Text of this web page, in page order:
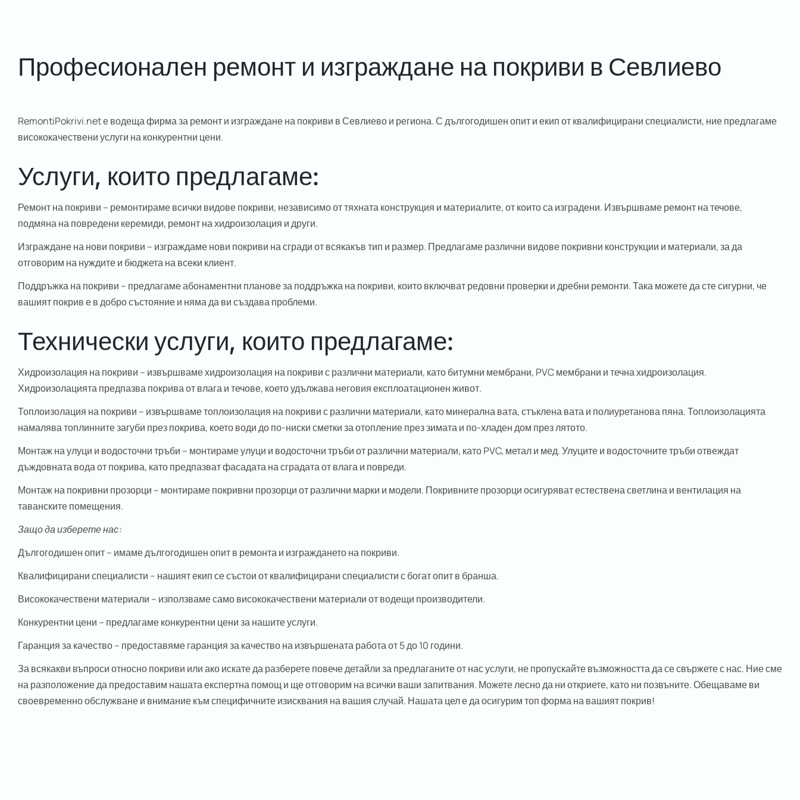
Професионален ремонт и изграждане на покриви в Севлиево
RemontiPokrivi.net е водеща фирма за ремонт и изграждане на покриви в Севлиево и региона. С дългогодишен опит и екип от квалифицирани специалисти, ние предлагаме
висококачествени услуги на конкурентни цени.
Услуги, които предлагаме:
Ремонт на покриви – ремонтираме всички видове покриви, независимо от тяхната конструкция и материалите, от които са изградени. Извършваме ремонт на течове,
подмяна на повредени керемиди, ремонт на хидроизолация и други.
Изграждане на нови покриви – изграждаме нови покриви на сгради от всякакъв тип и размер. Предлагаме различни видове покривни конструкции и материали, за да
отговорим на нуждите и бюджета на всеки клиент.
Поддръжка на покриви – предлагаме абонаментни планове за поддръжка на покриви, които включват редовни проверки и дребни ремонти. Така можете да сте сигурни, че
вашият покрив е в добро състояние и няма да ви създава проблеми.
Технически услуги, които предлагаме:
Хидроизолация на покриви – извършваме хидроизолация на покриви с различни материали, като битумни мембрани, PVC мембрани и течна хидроизолация.
Хидроизолацията предпазва покрива от влага и течове, което удължава неговия експлоатационен живот.
Топлоизолация на покриви – извършваме топлоизолация на покриви с различни материали, като минерална вата, стъклена вата и полиуретанова пяна. Топлоизолацията
намалява топлинните загуби през покрива, което води до по-ниски сметки за отопление през зимата и по-хладен дом през лятото.
Монтаж на улуци и водосточни тръби – монтираме улуци и водосточни тръби от различни материали, като PVC, метал и мед. Улуците и водосточните тръби отвеждат
дъждовната вода от покрива, като предпазват фасадата на сградата от влага и повреди.
Монтаж на покривни прозорци – монтираме покривни прозорци от различни марки и модели. Покривните прозорци осигуряват естествена светлина и вентилация на
таванските помещения.
Защо да изберете нас:
Дългогодишен опит– имаме дългогодишен опит в ремонта и изграждането на покриви.
Квалифицирани специалисти – нашият екип се състои от квалифицирани специалисти с богат опит в бранша.
Висококачествени материали – използваме само висококачествени материали от водещи производители.
Конкурентни цени – предлагаме конкурентни цени за нашите услуги.
Гаранция за качество– предоставяме гаранция за качество на извършената работа от 5 до 10 години.
За всякакви въпроси относно покриви или ако искате да разберете повече детайли за предлаганите от нас услуги, не пропускайте възможността да се свържете с нас. Ние сме
на разположение да предоставим нашата експертна помощ и ще отговорим на всички ваши запитвания. Можете лесно да ни откриете, като ни позвъните. Обещаваме ви
своевременно обслужване и внимание към специфичните изисквания на вашия случай. Нашата цел е да осигурим топ форма на вашият покрив!